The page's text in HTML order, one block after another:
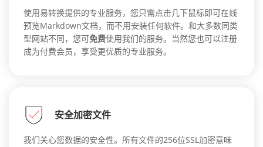
使用易转换提供的专业服务，您只需点击几下鼠标即可在线
预览Markdown文档，而不用安装任何软件。和大多数同类
型网站不同，您可免费使用我们的服务。当然您也可以注册
成为付费会员，享受更优质的专业服务。
安全加密文件
我们关心您数据的安全性。所有文件的256位SSL加密意味